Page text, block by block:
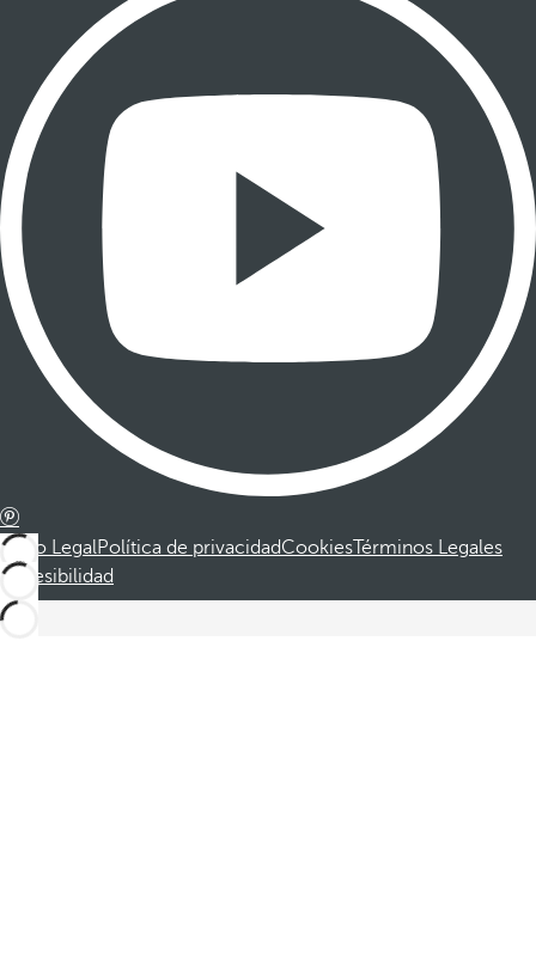
Aviso LegalPolítica de privacidadCookiesTérminos Legales
Accesibilidad